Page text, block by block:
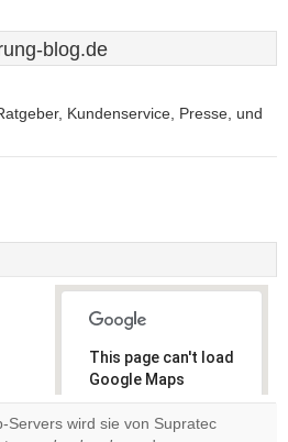
blog.de
Kundenservice, Presse, und
This page can't load
Google Maps
correctly.
Servers wird sie von Supratec